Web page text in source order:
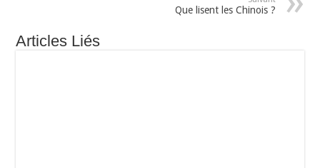
Que lisent les Chinois ?
Articles Liés